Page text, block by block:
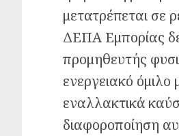
μετατρέπεται σε
ΔΕΠΑ Εμπορίας
προμηθευτής
ενεργειακό
εναλλακτικά
διαφοροποίηση